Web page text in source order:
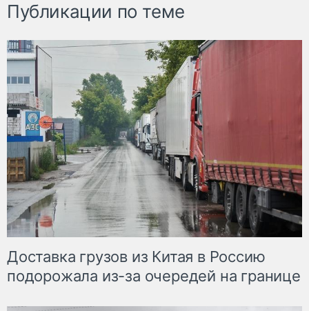
Публикации по теме
Доставка грузов из Китая в Россию
подорожала из-за очередей на границе